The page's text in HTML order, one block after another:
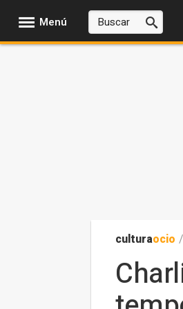
Menú
culturaocio /